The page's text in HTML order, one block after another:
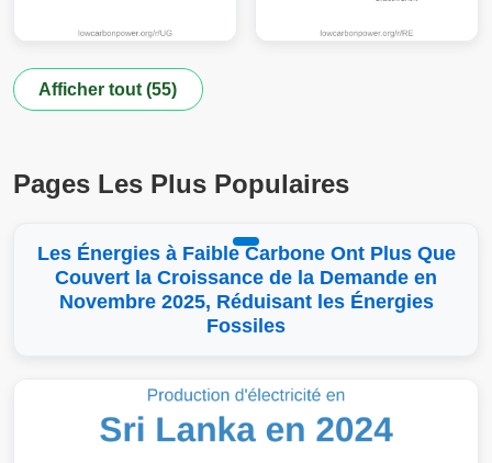
Afficher tout (55)
Pages Les Plus Populaires
Les Énergies à Faible Carbone Ont Plus Que
Couvert la Croissance de la Demande en
Novembre 2025, Réduisant les Énergies
Fossiles